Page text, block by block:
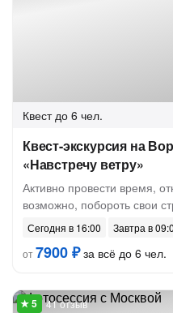
Квест до 6 чел.
Квест-экскурсия на
«Навстречу ветру»
Активно провести время,
возможно, побороть свои
Сегодня в 16:00
Завтра в
от7900 ₽за всё до 6 чел.
41 отзыв